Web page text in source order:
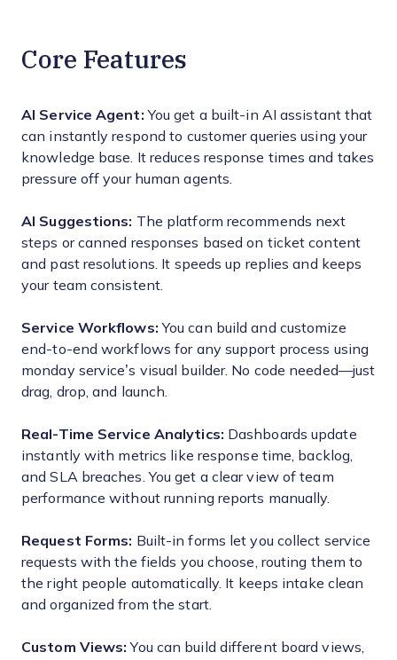
Core Features
AI Service Agent: You get a built-in AI assistant that
can instantly respond to customer queries using your
knowledge base. It reduces response times and takes
pressure off your human agents.
AI Suggestions: The platform recommends next
steps or canned responses based on ticket content
and past resolutions. It speeds up replies and keeps
your team consistent.
Service Workflows: You can build and customize
end-to-end workflows for any support process using
monday service’s visual builder. No code needed—just
drag, drop, and launch.
Real-Time Service Analytics: Dashboards update
instantly with metrics like response time, backlog,
and SLA breaches. You get a clear view of team
performance without running reports manually.
Request Forms: Built-in forms let you collect service
requests with the fields you choose, routing them to
the right people automatically. It keeps intake clean
and organized from the start.
Custom Views: You can build different board views,